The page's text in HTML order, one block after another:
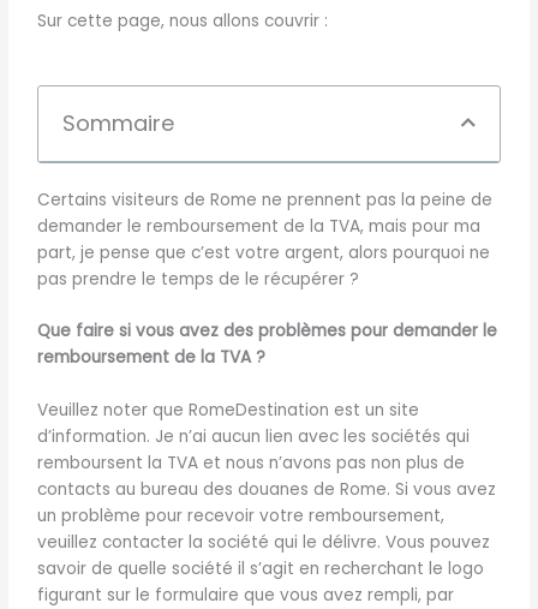
Sur cette page, nous allons couvrir :
Sommaire
Certains visiteurs de Rome ne prennent pas la peine de
demander le remboursement de la TVA, mais pour ma
part, je pense que c’est votre argent, alors pourquoi ne
pas prendre le temps de le récupérer ?
Que faire si vous avez des problèmes pour demander le
remboursement de la TVA ?
Veuillez noter que RomeDestination est un site
d’information. Je n’ai aucun lien avec les sociétés qui
remboursent la TVA et nous n’avons pas non plus de
contacts au bureau des douanes de Rome. Si vous avez
un problème pour recevoir votre remboursement,
veuillez contacter la société qui le délivre. Vous pouvez
savoir de quelle société il s’agit en recherchant le logo
figurant sur le formulaire que vous avez rempli, par